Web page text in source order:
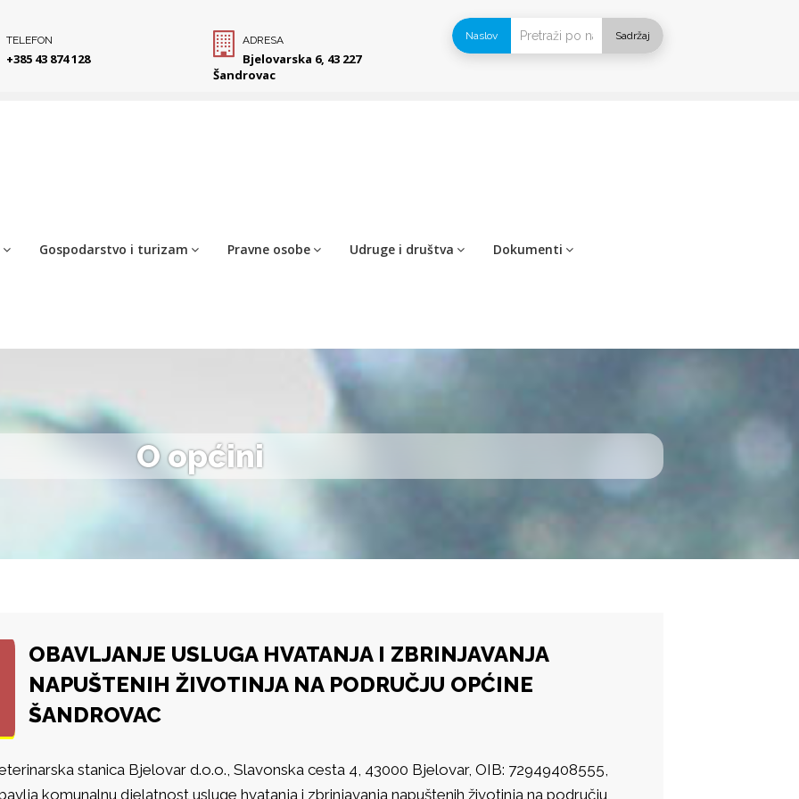
TELEFON
+385 43 874 128
ADRESA
Bjelovarska 6, 43 227
Šandrovac
Naslov Sadržaj
Gospodarstvo i turizam Pravne osobe Udruge i društva Dokumenti
O općini
OBAVLJANJE USLUGA HVATANJA I ZBRINJAVANJA
NAPUŠTENIH ŽIVOTINJA NA PODRUČJU OPĆINE
ŠANDROVAC
stanica Bjelovar d.o.o., Slavonska cesta 4, 43000 Bjelovar, OIB: 72949408555,
komunalnu djelatnost usluge hvatanja i zbrinjavanja napuštenih životinja na području